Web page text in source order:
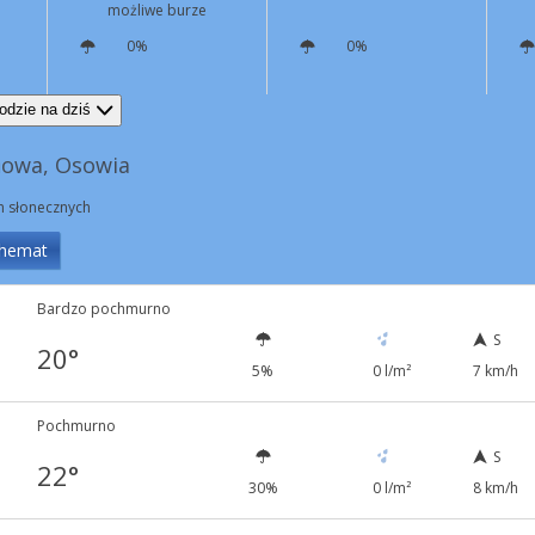
możliwe burze
0% 0%
na dziś
Osowia
Bardzo pochmurno
20° 5% 0 l/m²
S
7 km/h
Pochmurno
22° 30% 0 l/m²
S
8 km/h